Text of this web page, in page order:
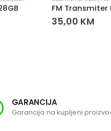
FM Transmiter
35,00 KM
GARANCIJA
Garancija na kupljeni